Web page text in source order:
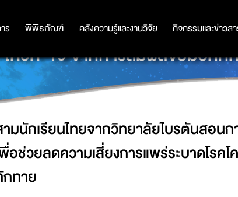
ร พิพิธภัณฑ์ คลังความรู้และงานวิจัย กิจกรรมและข่าวส
ร พิพิธภัณฑ์ คลังความรู้และงานวิจัย กิจกรรมและข่าวส
การไหว้ให้นักเรียนเตรียมอนุบา
โควิค-19 จากการสัมผัสจับมือทัก
มนักเรียนไทยจากวิทยาลัยไบรตันสอนก
อช่วยลดความเสี่ยงการแพร่ระบาดโร
ทาย